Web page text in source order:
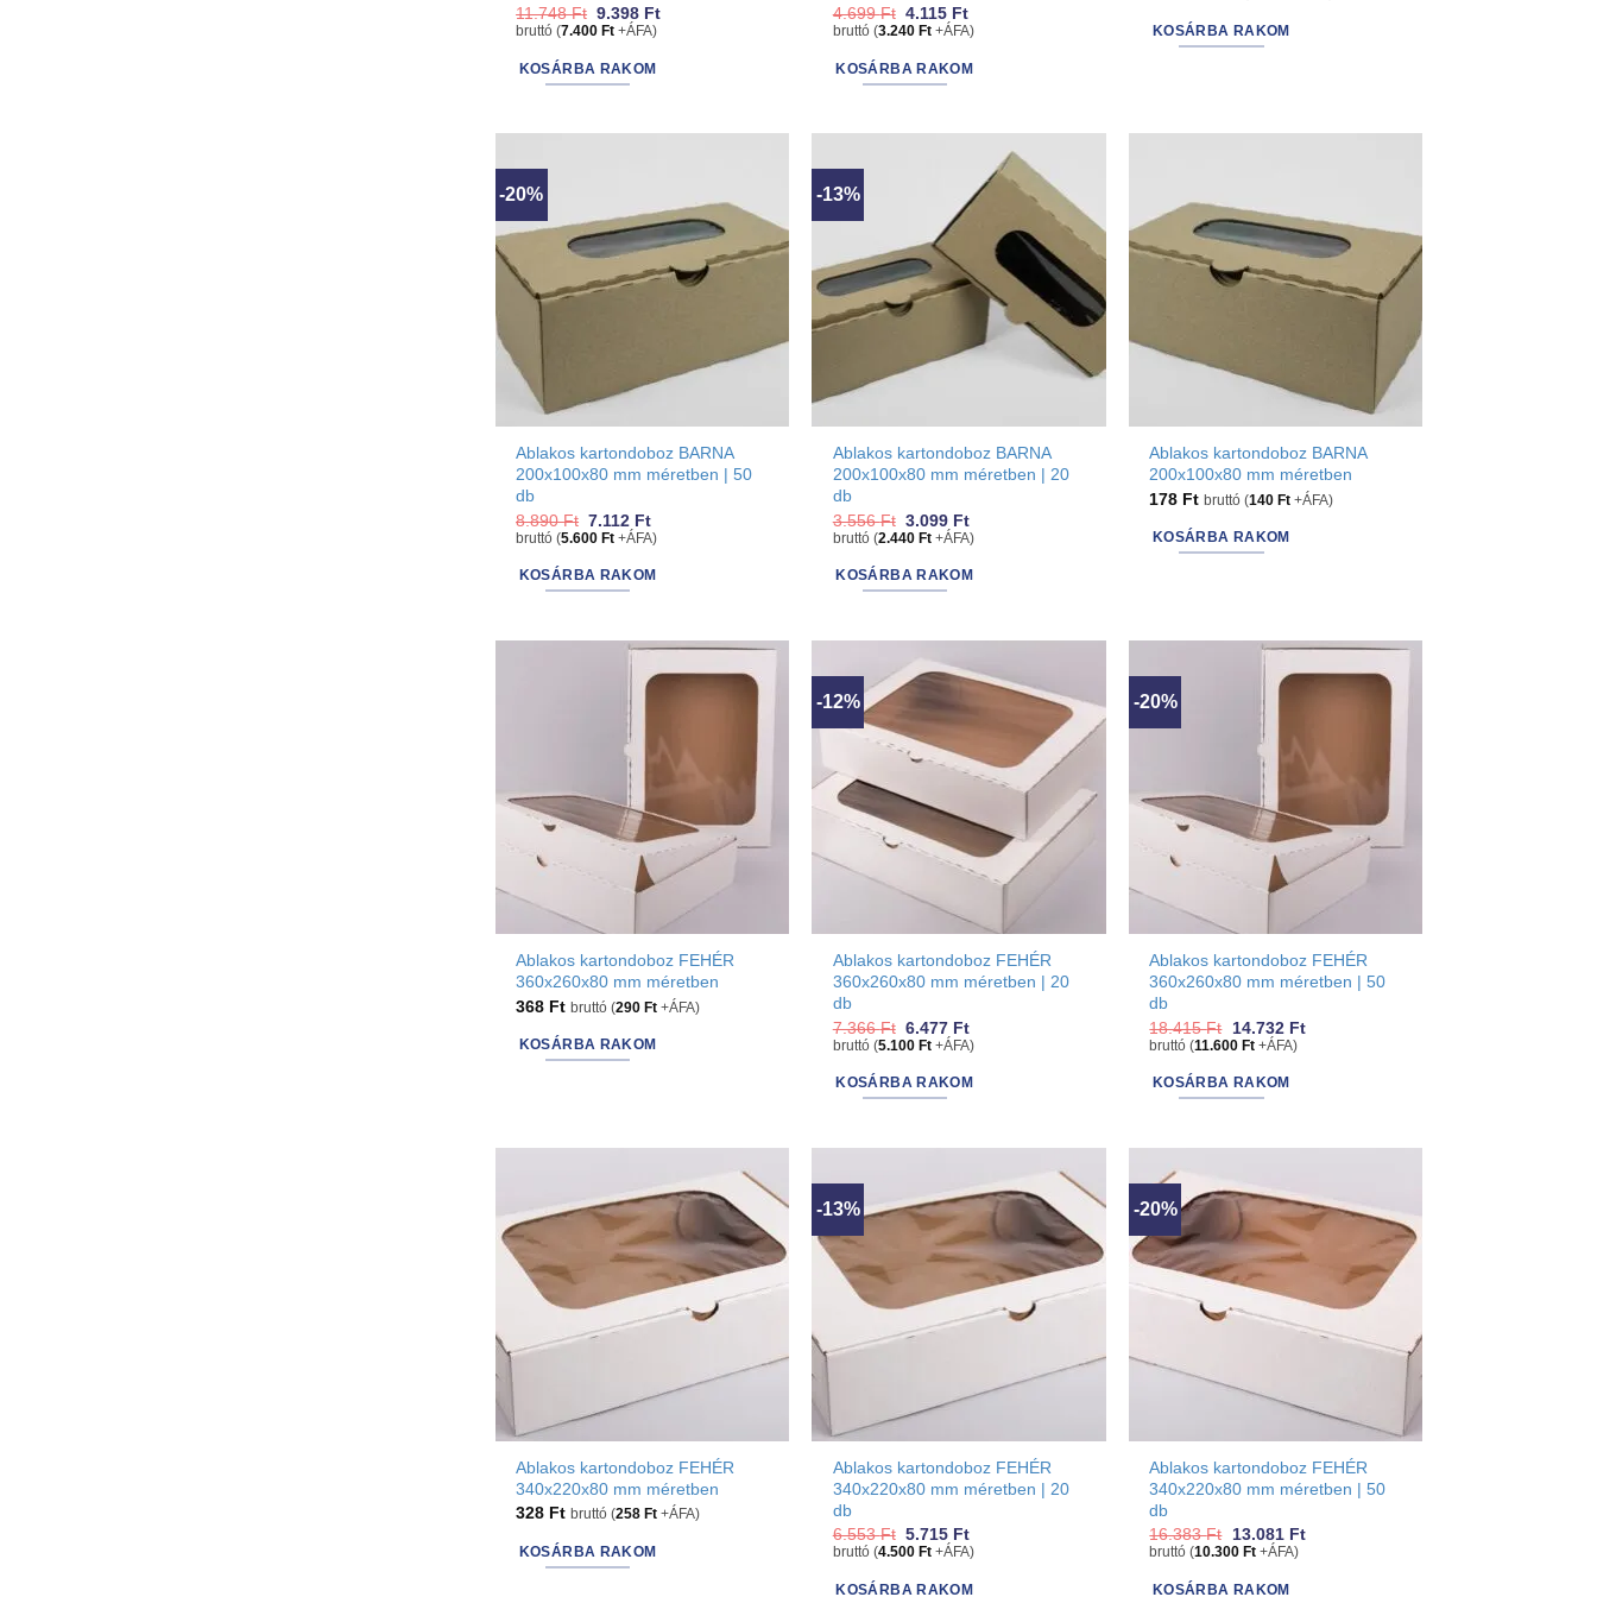
11.748Ft Original
price
11.748 Ft.
9.398 FtCurrent
bruttó (7.400 Ft +ÁFA)
KOSÁRBA RAKOM
4.699Ft Original
price
4.699 Ft.
4.115 FtCurrent
price
4.115 Ft.
bruttó (3.240 Ft+ÁFA)
KOSÁRBA RAKOM
KOSÁRBA RAKOM
-20%
Ablakos kartondoboz BARNA
200x100x80 mm méretben | 50
db
8.890Ft Original
price
8.890 Ft.
7.112 FtCurrent
price
7.112 Ft.
bruttó (5.600 Ft +ÁFA)
KOSÁRBA RAKOM
-13%
Ablakos kartondoboz BARNA
200x100x80 mm méretben | 20
db
3.556Ft Original
price
3.556 Ft.
3.099 FtCurrent
price
3.099 Ft.
bruttó (2.440 Ft+ÁFA)
KOSÁRBA RAKOM
Ablakos kartondoboz BARNA
200x100x80 mm méretben
178 Ft bruttó (140 Ft +ÁFA)
KOSÁRBA RAKOM
Ablakos kartondoboz FEHÉR
360x260x80 mm méretben
368 Ft bruttó (290 Ft +ÁFA)
KOSÁRBA RAKOM
-12%
Ablakos kartondoboz FEHÉR
360x260x80 mm méretben | 20
db
7.366Ft Original
price
7.366 Ft.
6.477 FtCurrent
price
is:
6.477 Ft.
bruttó (5.100 Ft+ÁFA)
KOSÁRBA RAKOM
-20%
Ablakos kartondoboz FEHÉR
360x260x80 mm méretben | 50
db
18.415Ft
Original
price
18.415 Ft.
14.732 FtCurrent
bruttó (11.600 Ft +ÁFA)
KOSÁRBA RAKOM
Ablakos kartondoboz FEHÉR
340x220x80 mm méretben
328 Ft bruttó (258 Ft +ÁFA)
KOSÁRBA RAKOM
-13%
Ablakos kartondoboz FEHÉR
340x220x80 mm méretben | 20
db
6.553Ft Original
price
6.553 Ft.
5.715 FtCurrent
price
5.715 Ft.
bruttó (4.500 Ft+ÁFA)
KOSÁRBA RAKOM
-20%
Ablakos kartondoboz FEHÉR
340x220x80 mm méretben | 50
db
16.383Ft
Original
price
16.383 Ft.
13.081 FtCurrent
bruttó (10.300 Ft +ÁFA)
KOSÁRBA RAKOM